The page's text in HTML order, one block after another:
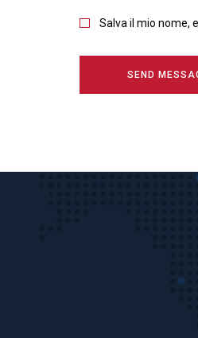
Salva il mio nome,